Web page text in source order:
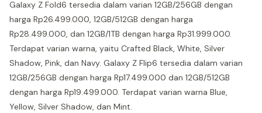
Galaxy Z Fold6 tersedia dalam varian 12GB/256GB dengan
harga Rp26.499.000, 12GB/512GB dengan harga
Rp28.499.000, dan 12GB/1TB dengan harga Rp31.999.000.
Terdapat varian warna, yaitu Crafted Black, White, Silver
Shadow, Pink, dan Navy. Galaxy Z Flip6 tersedia dalam varian
12GB/256GB dengan harga Rp17.499.000 dan 12GB/512GB
dengan harga Rp19.499.000. Terdapat varian warna Blue,
Yellow, Silver Shadow, dan Mint.